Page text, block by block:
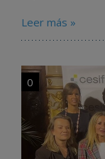
Leer más »
0